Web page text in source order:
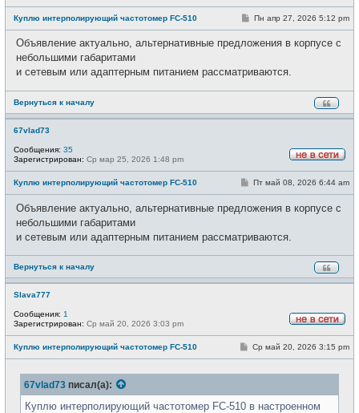
в
с
Куплю интерполирующий частотомер FC-510
С
б
н
е
Пн апр 27, 2026 5:12 pm
Объявление актуально, альтернативные предложения в корпусе с
небольшими габаритами
и сетевым или адаптерным питанием рассматриваются.
Вернуться к началу
67vlad73
в
с
Сообщения: 35
Зарегистрирован: Ср мар 25, 2026 1:48 pm
Куплю интерполирующий частотомер FC-510
С
б
н
е
Пт май 08, 2026 6:44 am
Объявление актуально, альтернативные предложения в корпусе с
небольшими габаритами
и сетевым или адаптерным питанием рассматриваются.
Вернуться к началу
Slava777
в
с
Сообщения: 1
Зарегистрирован: Ср май 20, 2026 3:03 pm
Куплю интерполирующий частотомер FC-510
С
б
е
н
Ср май 20, 2026 3:15 pm
67vlad73 писал(а):
Куплю интерполирующий частотомер FC-510 в настроенном